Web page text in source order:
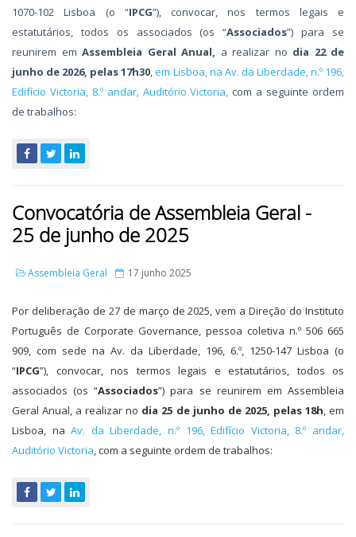
1070-102 Lisboa (o “IPCG”), convocar, nos termos legais e
estatutários, todos os associados (os “Associados”) para se
reunirem em Assembleia Geral Anual, a realizar no dia 22 de
junho de 2026, pelas 17h30,em Lisboa, na Av. da Liberdade, n.º 196,
Edifício Victoria, 8.º andar, Auditório Victoria, com a seguinte ordem
de trabalhos:
Convocatória de Assembleia Geral -
25 de junho de 2025
Assembleia Geral 17 junho 2025
Por deliberação de 27 de março de 2025, vem a Direção do Instituto
Português de Corporate Governance, pessoa coletiva n.º 506 665
909, com sede na Av. da Liberdade, 196, 6.º, 1250-147 Lisboa (o
“IPCG”), convocar, nos termos legais e estatutários, todos os
associados (os “Associados”) para se reunirem em Assembleia
Geral Anual, a realizar no dia 25 de junho de 2025, pelas 18h, em
Lisboa, naAv. da Liberdade, n.º 196, Edifício Victoria, 8.º andar,
Auditório Victoria, com a seguinte ordem de trabalhos: